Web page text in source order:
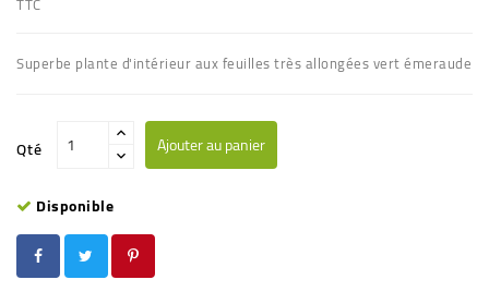
Superbe plante d'intérieur aux feuilles très allongées vert émeraude
Qté Ajouter au panier
Disponible